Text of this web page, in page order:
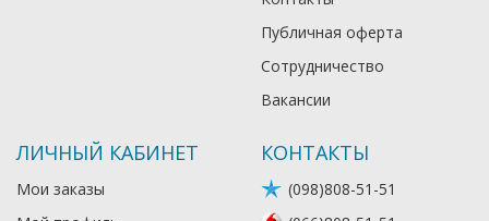
Публичная оферта
Сотрудничество
Вакансии
ЛИЧНЫЙ КАБИНЕТ
Мои заказы
КОНТАКТЫ
(098)808-51-51